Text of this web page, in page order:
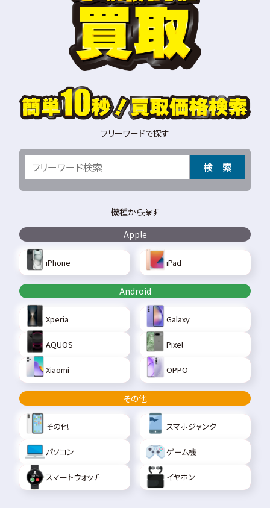
フリーワードで探す
検 索
機種から探す
Apple
iPhone iPad
Android
Xperia Galaxy
AQUOS Pixel
Xiaomi OPPO
その他
その他 スマホジャンク
パソコン ゲーム機
スマートウォッチ イヤホン